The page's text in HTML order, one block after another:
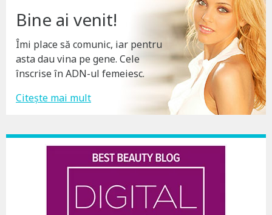
Bine ai venit!
Îmi place să comunic, iar pentru
asta dau vina pe gene. Cele
înscrise în ADN-ul femeiesc.
Citește mai mult